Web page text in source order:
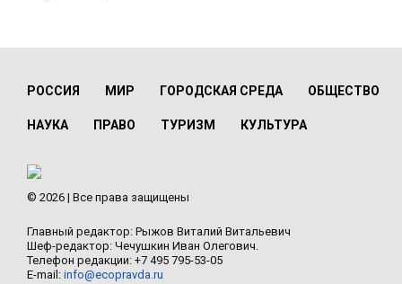
РОССИЯ МИР ГОРОДСКАЯ СРЕДА ОБЩЕСТВО
НАУКА ПРАВО ТУРИЗМ КУЛЬТУРА
© 2026 | Все права защищены
Главный редактор: Рыжов Виталий Витальевич
Шеф-редактор: Чечушкин Иван Олегович.
Телефон редакции: +7 495 795-53-05
E-mail: info@ecopravda.ru